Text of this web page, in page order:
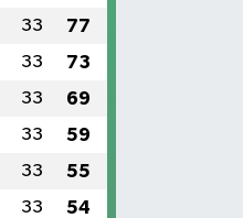
33 77
33 73
33 69
33 59
33 55
33 54